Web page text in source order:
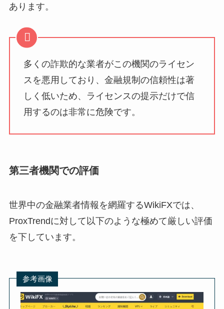
あります。
多くの詐欺的な業者がこの機関のライセン
スを悪用しており、金融規制の信頼性は著
しく低いため、ライセンスの提示だけで信
用するのは非常に危険です。
第三者機関での評価
世界中の金融業者情報を網羅するWikiFXでは、
ProxTrendに対して以下のような極めて厳しい評価
を下しています。
参考画像